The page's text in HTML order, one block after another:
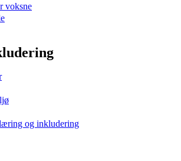
voksne
og inkludering